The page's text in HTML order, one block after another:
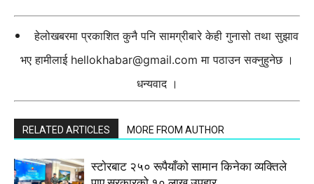
हेलोखबरमा प्रकाशित कुनै पनि सामग्रीबारे केही गुनासो तथा सुझाव
भए हामीलाई hellokhabar@gmail.com मा पठाउन सक्नुहुनेछ ।
धन्यवाद ।
RELATED ARTICLES MORE FROM AUTHOR
स्टाेरबाट २५० रूपैयाँको सामान किनेका व्यक्तिले